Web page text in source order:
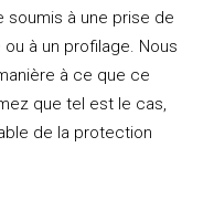
soumis à une prise de
à un profilage. Nous
à ce que ce
que tel est le cas,
de la protection